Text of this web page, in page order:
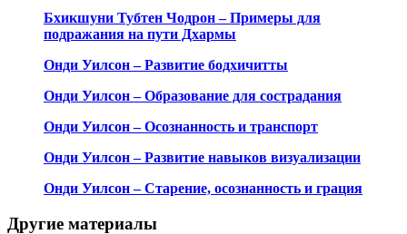
Бхикшуни Тубтен Чодрон – Примеры для
подражания на пути Дхармы
Онди Уилсон – Развитие бодхичитты
Онди Уилсон – Образование для сострадания
Онди Уилсон – Осознанность и транспорт
Онди Уилсон – Развитие навыков визуализации
Онди Уилсон – Старение, осознанность и грация
Другие материалы